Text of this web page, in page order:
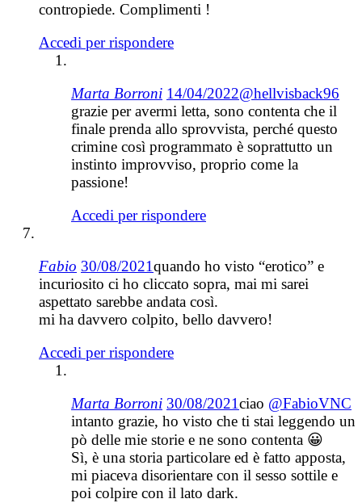
contropiede. Complimenti !
Accedi per rispondere
Marta Borroni 14/04/2022@hellvisback96
grazie per avermi letta, sono contenta che il
finale prenda allo sprovvista, perché questo
crimine così programmato è soprattutto un
instinto improvviso, proprio come la
passione!
Accedi per rispondere
Fabio 30/08/2021quando ho visto “erotico” e
incuriosito ci ho cliccato sopra, mai mi sarei
aspettato sarebbe andata così.
mi ha davvero colpito, bello davvero!
Accedi per rispondere
Marta Borroni 30/08/2021ciao @FabioVNC
intanto grazie, ho visto che ti stai leggendo un
pò delle mie storie e ne sono contenta 😀
Sì, è una storia particolare ed è fatto apposta,
mi piaceva disorientare con il sesso sottile e
poi colpire con il lato dark.